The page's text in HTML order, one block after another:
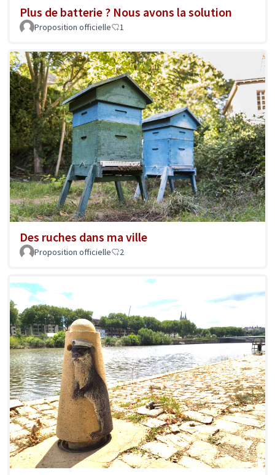
Plus de batterie ? Nous avons la solution
Proposition officielle 1
Des ruches dans ma ville
Proposition officielle 2